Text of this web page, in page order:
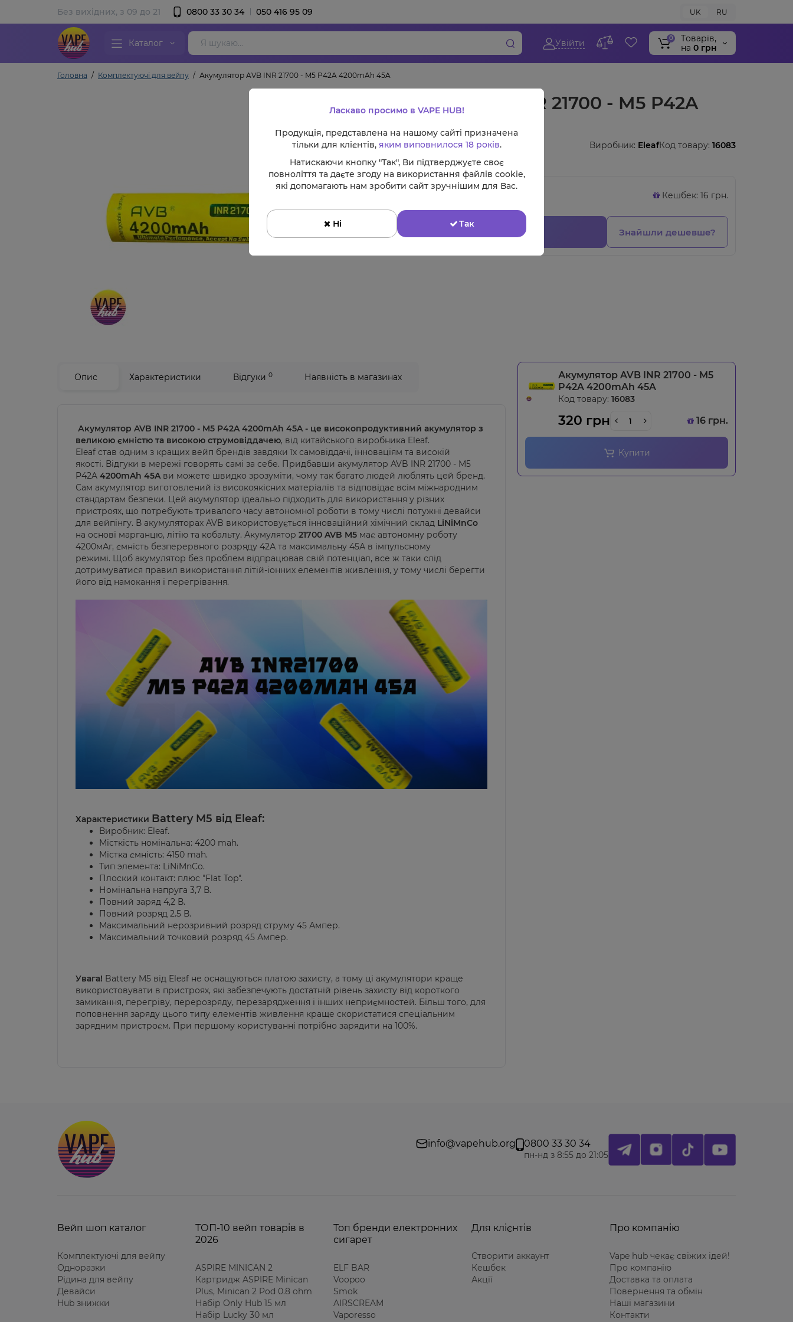
Без вихідних, з 09 до 21 0800 33 30 34 050 416 95 09 UK RU
Каталог Увійти 0
Tоварів,
на 0 грн
Головна Комплектуючі для вейпу Акумулятор AVB INR 21700 - M5 P42A 4200mAh 45A
Акумулятор AVB INR 21700 - M5 P42A
4200mAh 45A
Виробник: EleafКод товару: 16083
Ціна:
Кешбек: 16 грн.
Знайшли дешевше?
Опис Характеристики Відгуки 0 Наявність в магазинах
Акумулятор AVB INR 21700 - M5 P42A 4200mAh 45A - це високопродуктивний акумулятор з
великою ємністю та високою струмовіддачею, від китайського виробника Eleaf.
Eleaf став одним з кращих вейп брендів завдяки їх самовіддачі, інноваціям та високій
якості. Відгуки в мережі говорять самі за себе. Придбавши акумулятор AVB INR 21700 - M5
P42A 4200mAh 45A ви можете швидко зрозуміти, чому так багато людей люблять цей бренд.
Сам акумулятор виготовлений із високоякісних матеріалів та відповідає всім міжнародним
стандартам безпеки. Цей акумулятор ідеально підходить для використання у різних
пристроях, що потребують тривалого часу автономної роботи в тому числі потужні девайси
для вейпінгу. В акумуляторах AVB використовується інноваційний хімічний склад LiNiMnCo
на основі марганцю, літію та кобальту. Акумулятор 21700 AVB M5 має автономну роботу
4200мАг, ємність безперервного розряду 42А та максимальну 45А в імпульсному
режимі. Щоб акумулятор без проблем відпрацював свій потенціал, все ж таки слід
дотримуватися правил використання літій-іонних елементів живлення, у тому числі берегти
його від намокання і перегрівання.
Характеристики Battery M5 від Eleaf:
Виробник: Eleaf.
Місткість номінальна: 4200 mah.
Містка ємність: 4150 mah.
Тип элемента: LiNiMnCo.
Плоский контакт: плюс "Flat Top".
Номінальна напруга 3,7 В.
Повний заряд 4,2 В.
Повний розряд 2.5 В.
Максимальний нерозривний розряд струму 45 Ампер.
Максимальний точковий розряд 45 Ампер.
Увага! Battery M5 від Eleaf не оснащуються платою захисту, а тому ці акумулятори краще
використовувати в пристроях, які забезпечують достатній рівень захисту від короткого
замикання, перегріву, перерозряду, перезарядження і інших неприємностей. Більш того, для
поповнення заряду цього типу елементів живлення краще скористатися спеціальним
зарядним пристроєм. При першому користуванні потрібно зарядити на 100%.
Акумулятор AVB INR 21700 - M5
P42A 4200mAh 45A
Код товару: 16083
320 грн 16 грн.
Купити
0800 33 30 34
пн-нд з 8:55 до 21:05
info@vapehub.org
Вейп шоп каталог
Комплектуючі для вейпу
Одноразки
Рідина для вейпу
Девайси
Hub знижки
ТОП-10 вейп товарів в
2026
ASPIRE MINICAN 2
Картридж ASPIRE Minican
Plus, Minican 2 Pod 0.8 ohm
Набір Only Hub 15 мл
Набір Lucky 30 мл
Топ бренди електронних
сигарет
ELF BAR
Voopoo
Smok
AIRSCREAM
Vaporesso
Для клієнтів
Створити аккаунт
Кешбек
Акції
Про компанію
Vape hub чекає свіжих ідей!
Про компанію
Доставка та оплата
Повернення та обмін
Наші магазини
Контакти
Ласкаво просимо в VAPE HUB!
Продукція, представлена на нашому сайті призначена
тільки для клієнтів, яким виповнилося 18 років.
Натискаючи кнопку "Так", Ви підтверджуєте своє
повноліття та даєте згоду на використання файлів cookie,
які допомагають нам зробити сайт зручнішим для Вас.
Ні Так